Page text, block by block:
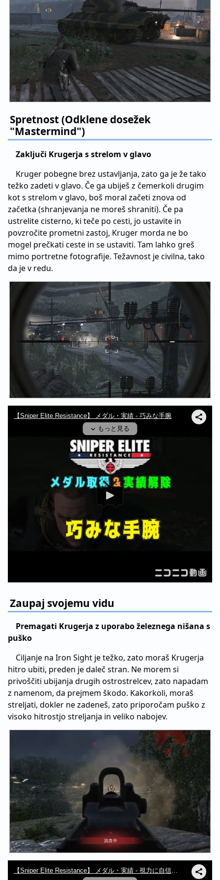
Spretnost (Odklene dosežek
"Mastermind")
Zaključi Krugerja s strelom v glavo
Kruger pobegne brez ustavljanja, zato ga je že tako
težko zadeti v glavo. Če ga ubiješ z čemerkoli drugim
kot s strelom v glavo, boš moral začeti znova od
začetka (shranjevanja ne moreš shraniti). Če pa
ustrelite cisterno, ki teče po cesti, jo ustavite in
povzročite prometni zastoj, Kruger morda ne bo
mogel prečkati ceste in se ustaviti. Tam lahko greš
mimo portretne fotografije. Težavnost je civilna, tako
da je v redu.
Zaupaj svojemu vidu
Premagati Krugerja z uporabo železnega nišana s
puško
Ciljanje na Iron Sight je težko, zato moraš Krugerja
hitro ubiti, preden je daleč stran. Ne morem si
privoščiti ubijanja drugih ostrostrelcev, zato napadam
z namenom, da prejmem škodo. Kakorkoli, moraš
streljati, dokler ne zadeneš, zato priporočam puško z
visoko hitrostjo streljanja in veliko nabojev.